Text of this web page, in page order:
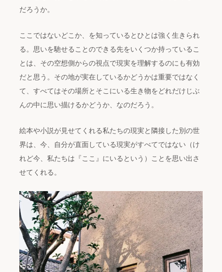
だろうか。
ここではないどこか、を知っているとひとは強く生きられ
る。思いを馳せることのできる先をいくつか持っているこ
とは、その空想側からの視点で現実を理解するのにも有効
だと思う。その地が実在しているかどうかは重要ではなく
て、すべてはその場所とそこにいる生き物をどれだけじぶ
んの中に思い描けるかどうか、なのだろう。
絵本や小説が見せてくれる私たちの現実と隣接した別の世
界は、今、自分が直面している現実がすべてではない（け
れど今、私たちは『ここ』にいるという）ことを思い出さ
せてくれる。